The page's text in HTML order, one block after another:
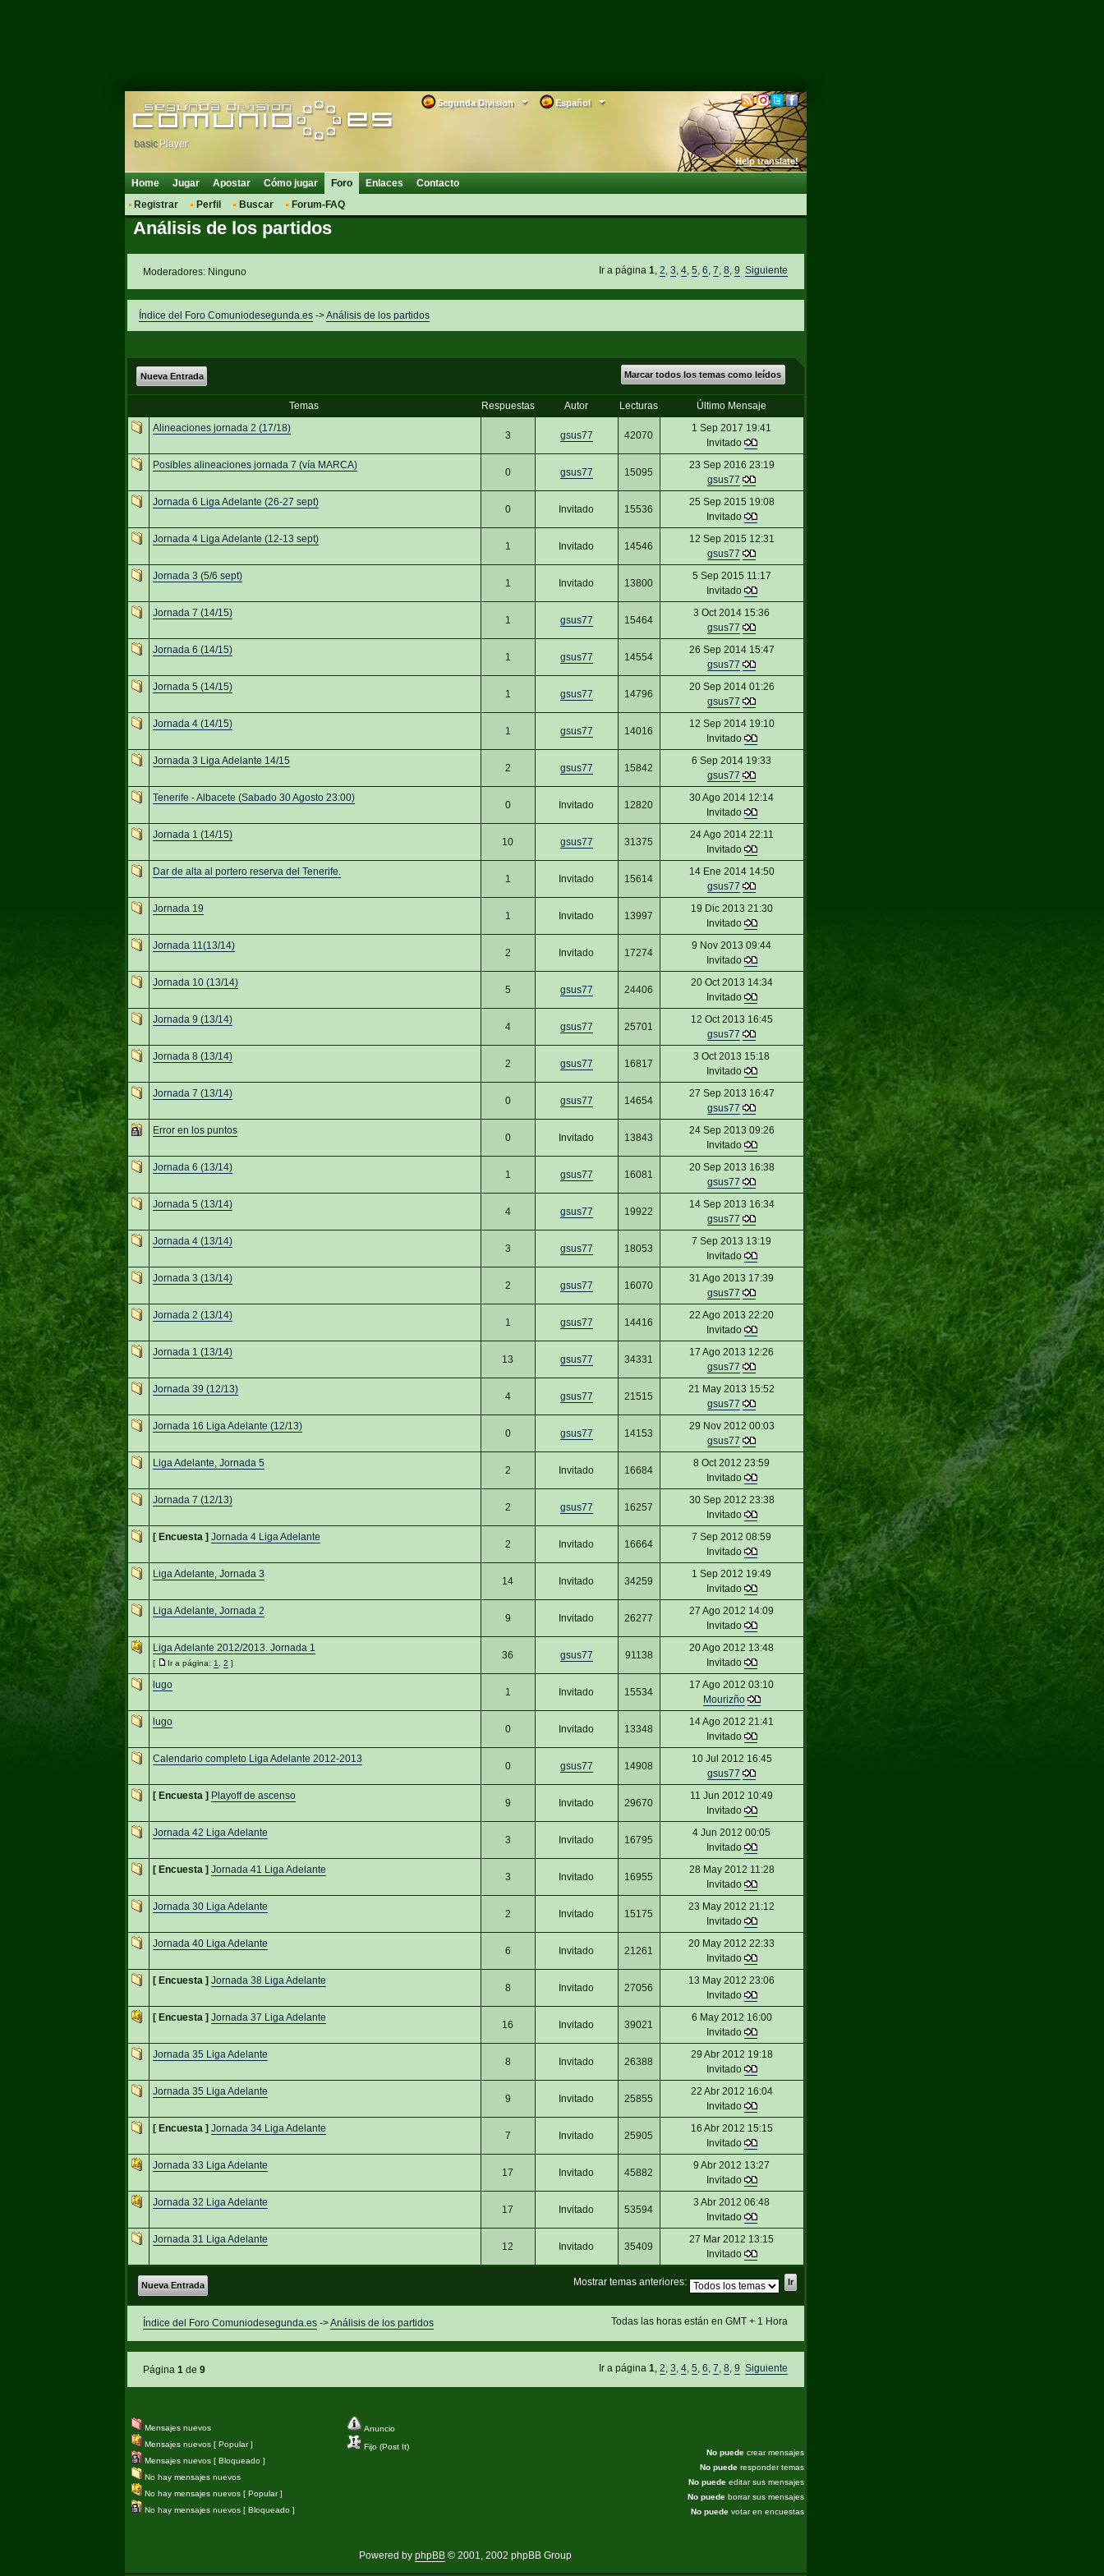
Español
Segunda Division
Help translate!
basic Player
Home Jugar Apostar Cómo jugar
Foro
Registrar
Perfil Buscar Forum-FAQ
Enlaces Contacto
Análisis de los partidos
Ir a página1 ,2 ,3 ,4 ,5 ,6 ,7 ,8 ,9 Siguiente
Moderadores: Ninguno
Índice del Foro Comuniodesegunda.es->Análisis de los partidos
Marcar todos los temas como leídos
Nueva Entrada
Temas Respuestas Autor Lecturas
Último Mensaje
Alineaciones jornada 2 (17/18)
3 gsus77 42070
1 Sep 2017 19:41
Invitado
Posibles alineaciones jornada 7 (vía MARCA)
0 gsus77 15095
23 Sep 2016 23:19
gsus77
Jornada 6 Liga Adelante (26-27 sept)
0 Invitado 15536
25 Sep 2015 19:08
Invitado
Jornada 4 Liga Adelante (12-13 sept)
1 Invitado 14546
12 Sep 2015 12:31
gsus77
Jornada 3 (5/6 sept)
1 Invitado 13800
5 Sep 2015 11:17
Invitado
Jornada 7 (14/15)
1 gsus77 15464
3 Oct 2014 15:36
gsus77
Jornada 6 (14/15)
1 gsus77 14554
26 Sep 2014 15:47
gsus77
Jornada 5 (14/15)
1 gsus77 14796
20 Sep 2014 01:26
gsus77
Jornada 4 (14/15)
1 gsus77 14016
12 Sep 2014 19:10
Invitado
Jornada 3 Liga Adelante 14/15
2 gsus77 15842
6 Sep 2014 19:33
gsus77
Tenerife - Albacete (Sabado 30 Agosto 23:00)
0 Invitado 12820
30 Ago 2014 12:14
Invitado
Jornada 1 (14/15)
10 gsus77 31375
24 Ago 2014 22:11
Invitado
Dar de alta al portero reserva del Tenerife.
1 Invitado 15614
14 Ene 2014 14:50
gsus77
Jornada 19
1 Invitado 13997
19 Dic 2013 21:30
Invitado
Jornada 11(13/14)
2 Invitado 17274
9 Nov 2013 09:44
Invitado
Jornada 10 (13/14)
5 gsus77 24406
20 Oct 2013 14:34
Invitado
Jornada 9 (13/14)
4 gsus77 25701
12 Oct 2013 16:45
gsus77
Jornada 8 (13/14)
2 gsus77 16817
3 Oct 2013 15:18
Invitado
Jornada 7 (13/14)
0 gsus77 14654
27 Sep 2013 16:47
gsus77
Error en los puntos
0 Invitado 13843
24 Sep 2013 09:26
Invitado
Jornada 6 (13/14)
1 gsus77 16081
20 Sep 2013 16:38
gsus77
Jornada 5 (13/14)
4 gsus77 19922
14 Sep 2013 16:34
gsus77
Jornada 4 (13/14)
3 gsus77 18053
7 Sep 2013 13:19
Invitado
Jornada 3 (13/14)
2 gsus77 16070
31 Ago 2013 17:39
gsus77
Jornada 2 (13/14)
1 gsus77 14416
22 Ago 2013 22:20
Invitado
Jornada 1 (13/14)
13 gsus77 34331
17 Ago 2013 12:26
gsus77
Jornada 39 (12/13)
4 gsus77 21515
21 May 2013 15:52
gsus77
Jornada 16 Liga Adelante (12/13)
0 gsus77 14153
29 Nov 2012 00:03
gsus77
Liga Adelante, Jornada 5
2 Invitado 16684
8 Oct 2012 23:59
Invitado
Jornada 7 (12/13)
2 gsus77 16257
30 Sep 2012 23:38
Invitado
[ Encuesta ] Jornada 4 Liga Adelante
2 Invitado 16664
7 Sep 2012 08:59
Invitado
Liga Adelante, Jornada 3
14 Invitado 34259
1 Sep 2012 19:49
Invitado
Liga Adelante, Jornada 2
9 Invitado 26277
27 Ago 2012 14:09
Invitado
Liga Adelante 2012/2013. Jornada 1
[ Ir a página: 1 2 ]
36 gsus77 91138
20 Ago 2012 13:48
Invitado
lugo
1 Invitado 15534
17 Ago 2012 03:10
Mourizño
lugo
0 Invitado 13348
14 Ago 2012 21:41
Invitado
Calendario completo Liga Adelante 2012-2013
0 gsus77 14908
10 Jul 2012 16:45
gsus77
[ Encuesta ] Playoff de ascenso
9 Invitado 29670
11 Jun 2012 10:49
Invitado
Jornada 42 Liga Adelante
3 Invitado 16795
4 Jun 2012 00:05
Invitado
[ Encuesta ] Jornada 41 Liga Adelante
3 Invitado 16955
28 May 2012 11:28
Invitado
Jornada 30 Liga Adelante
2 Invitado 15175
23 May 2012 21:12
Invitado
Jornada 40 Liga Adelante
6 Invitado 21261
20 May 2012 22:33
Invitado
[ Encuesta ] Jornada 38 Liga Adelante
8 Invitado 27056
13 May 2012 23:06
Invitado
[ Encuesta ] Jornada 37 Liga Adelante
16 Invitado 39021
6 May 2012 16:00
Invitado
Jornada 35 Liga Adelante
8 Invitado 26388
29 Abr 2012 19:18
Invitado
Jornada 35 Liga Adelante
9 Invitado 25855
22 Abr 2012 16:04
Invitado
[ Encuesta ] Jornada 34 Liga Adelante
7 Invitado 25905
16 Abr 2012 15:15
Invitado
Jornada 33 Liga Adelante
17 Invitado 45882
9 Abr 2012 13:27
Invitado
Jornada 32 Liga Adelante
17 Invitado 53594
3 Abr 2012 06:48
Invitado
Jornada 31 Liga Adelante
12 Invitado 35409
27 Mar 2012 13:15
Invitado
Mostrar temas anteriores:
Nueva Entrada
Todas las horas están en GMT + 1 Hora
Índice del Foro Comuniodesegunda.es->Análisis de los partidos
Ir a página1 ,2 ,3 ,4 ,5 ,6 ,7 ,8 ,9 Siguiente
Página 1 de 9
Anuncio
Fijo (Post It)
Mensajes nuevos
Mensajes nuevos [ Popular ]
Mensajes nuevos [ Bloqueado ]
No hay mensajes nuevos
No hay mensajes nuevos [ Popular ]
No hay mensajes nuevos [ Bloqueado ]
No puedecrear mensajes
No puederesponder temas
No puedeeditar sus mensajes
No puedeborrar sus mensajes
No puedevotar en encuestas
Powered by phpBB © 2001, 2002 phpBB Group